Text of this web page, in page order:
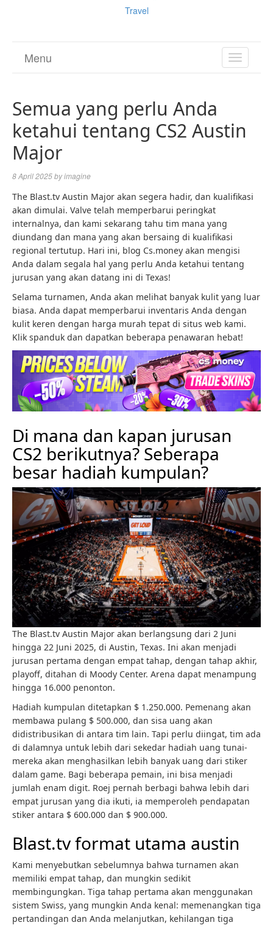
Travel
TOGGLE
Menu
Semua yang perlu Anda
ketahui tentang CS2 Austin
Major
8 April 2025byimagine
The Blast.tv Austin Major akan segera hadir, dan kualifikasi
akan dimulai. Valve telah memperbarui peringkat
internalnya, dan kami sekarang tahu tim mana yang
diundang dan mana yang akan bersaing di kualifikasi
regional tertutup. Hari ini, blog Cs.money akan mengisi
Anda dalam segala hal yang perlu Anda ketahui tentang
jurusan yang akan datang ini di Texas!
Selama turnamen, Anda akan melihat banyak kulit yang luar
biasa. Anda dapat memperbarui inventaris Anda dengan
kulit keren dengan harga murah tepat di situs web kami.
Klik spanduk dan dapatkan beberapa penawaran hebat!
Di mana dan kapan jurusan
CS2 berikutnya? Seberapa
besar hadiah kumpulan?
The Blast.tv Austin Major akan berlangsung dari 2 Juni
hingga 22 Juni 2025, di Austin, Texas. Ini akan menjadi
jurusan pertama dengan empat tahap, dengan tahap akhir,
playoff, ditahan di Moody Center. Arena dapat menampung
hingga 16.000 penonton.
Hadiah kumpulan ditetapkan $ 1.250.000. Pemenang akan
membawa pulang $ 500.000, dan sisa uang akan
didistribusikan di antara tim lain. Tapi perlu diingat, tim ada
di dalamnya untuk lebih dari sekedar hadiah uang tunai-
mereka akan menghasilkan lebih banyak uang dari stiker
dalam game. Bagi beberapa pemain, ini bisa menjadi
jumlah enam digit. Roej pernah berbagi bahwa lebih dari
empat jurusan yang dia ikuti, ia memperoleh pendapatan
stiker antara $ 600.000 dan $ 900.000.
Blast.tv format utama austin
Kami menyebutkan sebelumnya bahwa turnamen akan
memiliki empat tahap, dan mungkin sedikit
membingungkan. Tiga tahap pertama akan menggunakan
sistem Swiss, yang mungkin Anda kenal: memenangkan tiga
pertandingan dan Anda melanjutkan, kehilangan tiga